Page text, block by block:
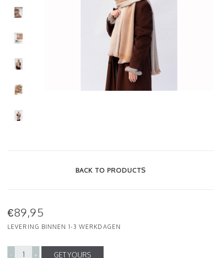
BACK TO PRODUCTS
€89,95
LEVERING BINNEN 1-3 WERKDAGEN
- + GET YOURS